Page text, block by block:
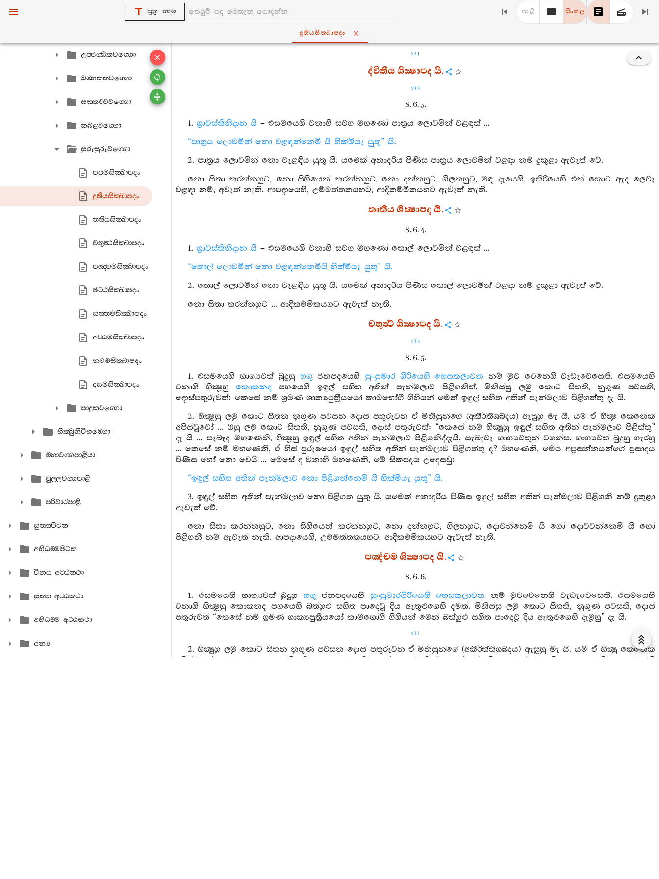
සූත්‍ර නාම පාළි සිංහල
දුතියසික‍්ඛාපදං
උජ‍්ජග‍්ඝිකවග‍්ගො
ඛම‍්භකතවග‍්ගො
සක‍්කච‍්චවග‍්ගො
කබළවග‍්ගො
සුරුසුරුවග‍්ගො
පඨමසික‍්ඛාපදං
දුතියසික‍්ඛාපදං
තතියසික‍්ඛාපදං
චතුත්‍ථසික‍්ඛාපදං
පඤ‍්චමසික‍්ඛාපදං
ඡට‍්ඨසික‍්ඛාපදං
සත‍්තමසික‍්ඛාපදං
අට‍්ඨමසික‍්ඛාපදං
නවමසික‍්ඛාපදං
දසමසික‍්ඛාපදං
පාදුකවග‍්ගො
භික‍්ඛුනීවිභඞ‍්ගො
මහාවග‍්ගපාළියා
චුල‍්ලවග‍්ගපාළි
පරිවාරපාළි
සුත‍්තපිටක
අභිධම‍්මපිටක
විනය අට‍්ඨකථා
සුත‍්ත අට‍්ඨකථා
අභිධම‍්ම අට‍්ඨකථා
අන්‍ය
531
ද්විතීය ශික්‍ෂාපද යි.
533
8. 6. 3.
1. ශ්‍රාවස්තිනිදාන යි – එසමයෙහි වනාහි සවග මහණෝ පාත්‍රය ලොවමින් වළඳත් ...
“පාත්‍රය ලොවමින් නො වළඳන්නෙමි යි හික්මියැ යුතු” යි.
2. පාත්‍රය ලොවමින් නො වැළඳිය යුතු යි. යමෙක් අනාදරිය පිණිස පාත්‍රය ලොවමින් වළඳා නම් දුකුළා ඇවැත් වේ.
නො සිතා කරන්නහුට, නො සිහියෙන් කරන්නහුට, නො දන්නහුට, ගිලනහුට, මඳ දැයෙහි, ඉතිරියෙහි එක් කොට ඇද ලෙවැ
වළඳා නම්, අවැත් නැති. ආපදායෙහි, උම්මත්තකයහට, ආදිකම්මිකයහට ඇවැත් නැති.
තෘතීය ශික්‍ෂාපද යි.
8. 6. 4.
1. ශ්‍රාවස්තිනිදාන යි – එසමයෙහි වනාහි සවග මහණෝ තොල් ලොවමින් වළඳත් ...
“තොල් ලොවමින් නො වළඳන්නෙමියි හික්මියැ යුතු” යි.
2. තොල් ලොවමින් නො වැළඳිය යුතු යි. යමෙක් අනාදරිය පිණිස තොල් ලොවමින් වළඳා නම් දුකුළා ඇවැත් වේ.
නො සිතා කරන්නහුට ... ආදිකම්මිකයහට ඇවැත් නැති.
චතුර්‍ත්‍ථ ශික්‍ෂාපද යි.
535
8. 6. 5.
1. එසමයෙහි භාග්‍යවත් බුදුහු භගු ජනපදයෙහි සුංසුමාර ගිරියෙහි භෙසකලාවන නම් මුව වෙනෙහි වැඩැවෙසෙති. එසමයෙහි
වනාහි භික්‍ෂූහුකොකනද පහයෙහි ඉඳුල් සහිත අතින් පැන්මලාව පිළිගනිත්. මිනිස්සු ලමු කොට සිතති, නුගුණ පවසති,
දොස්පතුරුවත්: කෙසේ නම් ශ්‍රමණ ශාක්‍යපුත්‍රීයයෝ කාමභෝගී ගිහියන් මෙන් ඉඳුල් සහිත අතින් පැන්මලාව පිළිගත්තු දැ යි.
2. භික්‍ෂූහු ලමු කොට සිතන නුගුණ පවසන දොස් පතුරුවන ඒ මිනිසුන්ගේ (අකීර්තිශබ්දය) ඇසූහු මැ යි. යම් ඒ භික්‍ෂු කෙනෙක්
අපිස්වූවෝ ... ඔහු ලමු කොට සිතති, නුගුණ පවසති, දොස් පතුරුවත්: “කෙසේ නම් භික්‍ෂූහු ඉඳුල් සහිත අතින් පැන්මලාව පිළිත්තු”
දැ යි ... සැබෑද මහණෙනි, භික්‍ෂූහු ඉඳුල් සහිත අතින් පැන්මලාව පිළිගනිද්දැයි. සැබැවැ භාග්‍යවතුන් වහන්ස. භාග්‍යවත් බුදුහු ගැරහූ
... කෙසේ නම් මහණෙනි, ඒ හිස් පුරුෂයෝ ඉඳුල් සහිත අතින් පැන්මලාව පිළිගත්තු ද? මහණෙනි, මෙය අප්‍රසන්නයන්ගේ ප්‍රසාදය
පිණිස හෝ නො වෙයි ... මෙසේ ද වනාහි මහණෙනි, මේ සිකපදය උදෙසවු:
“ඉඳුල් සහිත අතින් පැන්මලාව නො පිළිගන්නෙමි යි හික්මියැ යුතු” යි.
3. ඉඳුල් සහිත අතින් පැන්මලාව නො පිළිගත යුතු යි. යමෙක් අනාදරිය පිණිස ඉඳුල් සහිත අතින් පැන්මලාව පිළිගනී නම් දුකුළා
ඇවැත් වේ.
නො සිතා කරන්නහුට, නො සිහියෙන් කරන්නහුට, නො දන්නහුට, ගිලනහුට, දොවන්නෙමි යි හෝ දොවවන්නෙමි යි හෝ
පිළිගනී නම් ඇවැත් නැති. ආපදායෙහි, උම්මත්තකයහට, ආදිකම්මිකයහට ඇවැත් නැති.
පඤ්චම ශික්‍ෂාපද යි.
8. 6. 6.
1. එසමයෙහි භාග්‍යවත් බුදුහු භගු ජනපදයෙහි සුංසුමාරගිරියෙහි භෙසකලාවන නම් මුවවෙනෙහි වැඩැවෙසෙති. එසමයෙහි
වනාහි භික්‍ෂූහු කොකනද පහයෙහි බත්හුළු සහිත පාදෙවූ දිය ඇතුළුගෙහි දමත්. මිනිස්සු ලමු කොට සිතති, නුගුණ පවසති, දොස්
පතුරුවත් “කෙසේ නම් ශ්‍රමණ ශාක්‍යපුත්‍රීයයෝ කාමභෝගී ගිහියන් මෙන් බත්හුළු සහිත පාදෙවූ දිය ඇතුළුගෙහි දැමූහු” දැ යි.
537
2. භික්‍ෂූහු ලමු කොට සිතන නුගුණ පවසන දොස් පතුරුවන ඒ මිනිසුන්ගේ (අකීර්ත්තිශබ්දය) ඇසූහු මැ යි. යම් ඒ භික්‍ෂු කෙනෙක්
අපිස්වූවෝ ... ඔහු ලමු කොට සිතති, නුගුණ පවසති, දොස් පතුරුවති, “කෙසේ නම් භික්‍ෂූහු බත්හුළු සහිත පා දෙවූ දිය අතුරුගෙහි